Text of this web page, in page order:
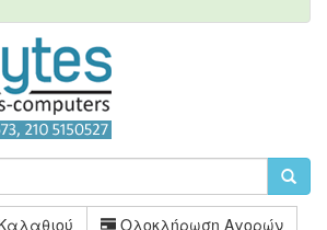
Ολοκλήρωση Αγορών